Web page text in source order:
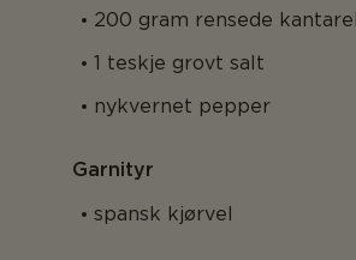
200 gram rensede
1 teskje grovt salt
nykvernet pepper
Garnityr
spansk kjørvel